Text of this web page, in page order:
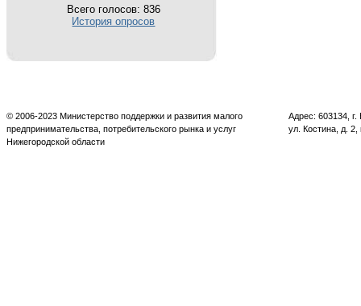
Всего голосов: 836
История опросов
© 2006-2023 Министерство поддержки и развития малого
предпринимательства, потребительского рынка и услуг
Нижегородской области
Адрес: 603134,
ул. Костина, д. 2,